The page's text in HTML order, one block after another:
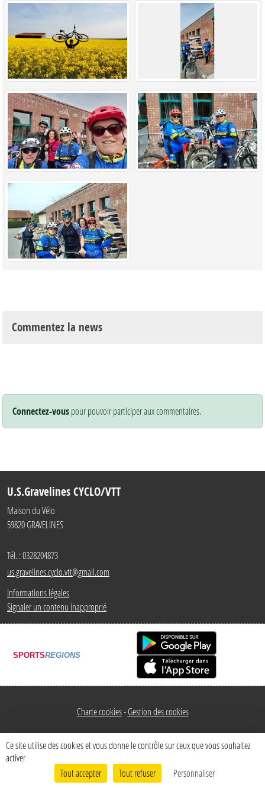
Commentez la news
Connectez-vouspour pouvoir participer aux commentaires.
U.S.Gravelines CYCLO/VTT
Maison du Vélo
59820GRAVELINES
Tél. :0328204873
us.gravelines.cyclo.vtt@gmail.com
Informations légales
Signaler un contenu inapproprié
SPORTSREGIONS
Charte cookies Gestion des cookies
Envie de participer ? Connexion
Ce site utilise des cookies et vous donne le contrôle sur ceux que vous souhaitez
activer
Tout accepter
Tout refuser Personnaliser